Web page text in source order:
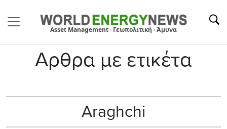
Asset Management · Γεωπολιτική · Άμυνα
Αρθρα με ετικέτα
Araghchi